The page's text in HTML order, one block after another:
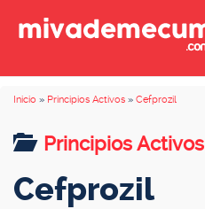
Inicio » Principios Activos » Cefprozil
Principios Activos
Cefprozil